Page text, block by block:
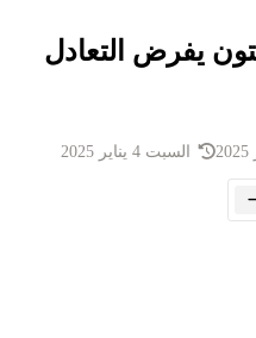
يفرض التعادل
السبت 4 يناير 2025